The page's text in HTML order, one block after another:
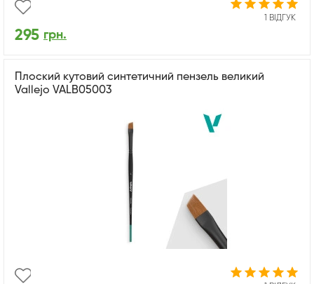
1 ВІДГУК
295 грн.
Плоский кутовий синтетичний пензель великий
Vallejo VALB05003